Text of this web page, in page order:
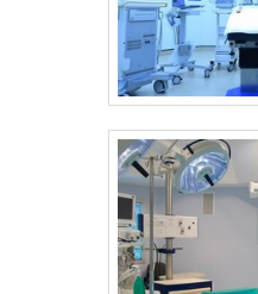
disposição quando se
termodesinfectora com
olho no mercado, traz
como lavadoras
Tudo isso por ser
serviços e segura,
por focar suas ações
tendo escritório de alta
realizadas as atividades
internacional. Tudo isso, somado à